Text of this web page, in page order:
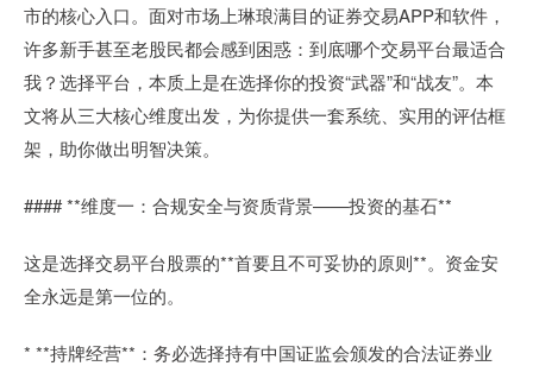
市的核心入口。面对市场上琳琅满目的证券交易APP和软件，
许多新手甚至老股民都会感到困惑：到底哪个交易平台最适合
我？选择平台，本质上是在选择你的投资“武器”和“战友”。本
文将从三大核心维度出发，为你提供一套系统、实用的评估框
架，助你做出明智决策。
#### **维度一：合规安全与资质背景——投资的基石**
这是选择交易平台股票的**首要且不可妥协的原则**。资金安
全永远是第一位的。
* **持牌经营**：务必选择持有中国证监会颁发的合法证券业